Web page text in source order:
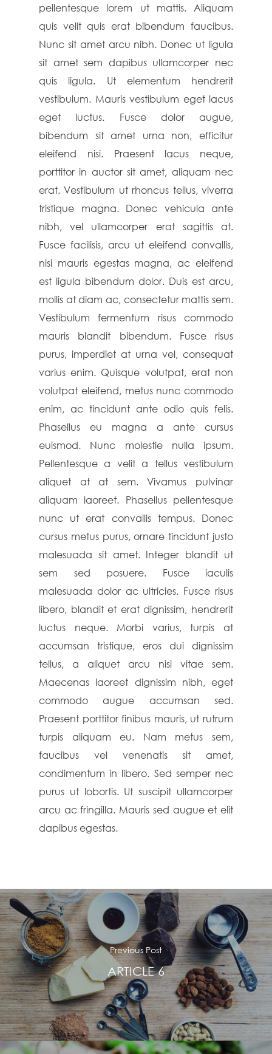
pellentesque lorem ut mattis. Aliquam
quis velit quis erat bibendum faucibus.
Nunc sit amet arcu nibh. Donec ut ligula
sit amet sem dapibus ullamcorper nec
quis ligula. Ut elementum hendrerit
vestibulum. Mauris vestibulum eget lacus
eget luctus. Fusce dolor augue,
bibendum sit amet urna non, efficitur
eleifend nisi. Praesent lacus neque,
porttitor in auctor sit amet, aliquam nec
erat. Vestibulum ut rhoncus tellus, viverra
tristique magna. Donec vehicula ante
nibh, vel ullamcorper erat sagittis at.
Fusce facilisis, arcu ut eleifend convallis,
nisi mauris egestas magna, ac eleifend
est ligula bibendum dolor. Duis est arcu,
mollis at diam ac, consectetur mattis sem.
Vestibulum fermentum risus commodo
mauris blandit bibendum. Fusce risus
purus, imperdiet at urna vel, consequat
varius enim. Quisque volutpat, erat non
volutpat eleifend, metus nunc commodo
enim, ac tincidunt ante odio quis felis.
Phasellus eu magna a ante cursus
euismod. Nunc molestie nulla ipsum.
Pellentesque a velit a tellus vestibulum
aliquet at at sem. Vivamus pulvinar
aliquam laoreet. Phasellus pellentesque
nunc ut erat convallis tempus. Donec
cursus metus purus, ornare tincidunt justo
malesuada sit amet. Integer blandit ut
sem sed posuere. Fusce iaculis
malesuada dolor ac ultricies. Fusce risus
libero, blandit et erat dignissim, hendrerit
luctus neque. Morbi varius, turpis at
accumsan tristique, eros dui dignissim
tellus, a aliquet arcu nisi vitae sem.
Maecenas laoreet dignissim nibh, eget
commodo augue accumsan sed.
Praesent porttitor finibus mauris, ut rutrum
turpis aliquam eu. Nam metus sem,
faucibus vel venenatis sit amet,
condimentum in libero. Sed semper nec
purus ut lobortis. Ut suscipit ullamcorper
arcu ac fringilla. Mauris sed augue et elit
dapibus egestas.
Previous Post
ARTICLE 6